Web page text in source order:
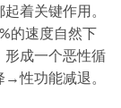
着关键作用。
的速度自然下
形成一个恶性循
性功能减退。